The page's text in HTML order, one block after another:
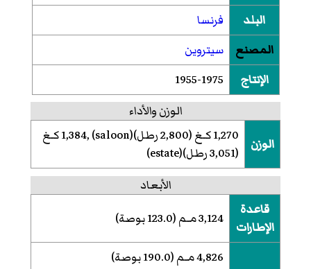
البلد
فرنسا
المصنع
سيتروين
الإنتاج
1955-1975
الوزن والأداء
الوزن
1,270 كـغ (2,800 رطل)(saloon) ,1,384 كـغ
(3,051 رطل)(estate)
الأبعاد
قاعدة
الإطارات
3,124 مـم (123.0 بوصة)
4,826 مـم (190.0 بوصة)